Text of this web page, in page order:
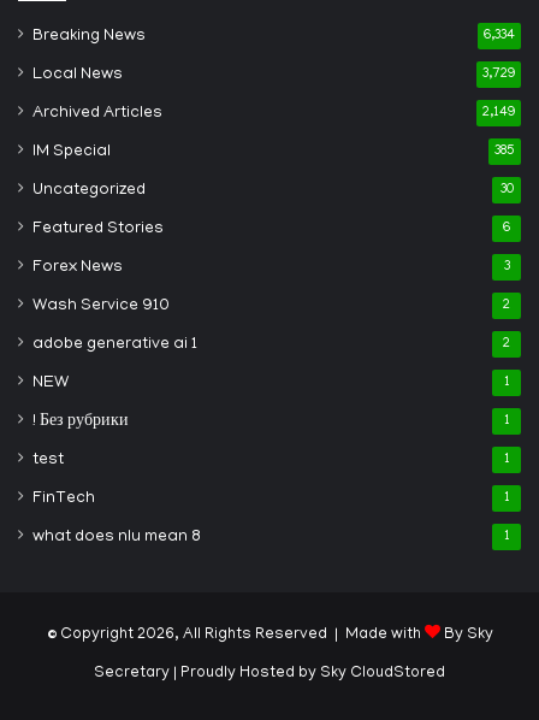
Breaking News 6,334
Local News 3,729
Archived Articles 2,149
IM Special 385
Uncategorized 30
Featured Stories 6
Forex News 3
Wash Service 910 2
adobe generative ai 1 2
NEW 1
! Без рубрики 1
test 1
FinTech 1
what does nlu mean 8 1
© Copyright 2026, All Rights Reserved | Made with By Sky
Secretary | Proudly Hosted by Sky CloudStored